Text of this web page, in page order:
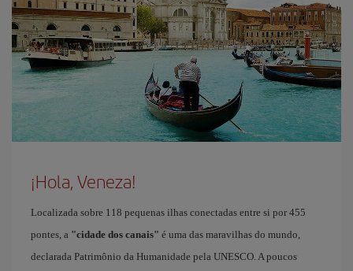
¡Hola, Veneza!
Localizada sobre 118 pequenas ilhas conectadas entre si por 455
pontes, a "cidade dos canais" é uma das maravilhas do mundo,
declarada Patrimônio da Humanidade pela UNESCO. A poucos